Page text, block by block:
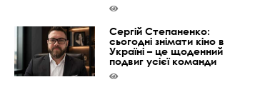
Сергій Степаненко:
сьогодні знімати кіно в
Україні – це щоденний
подвиг усієї команди